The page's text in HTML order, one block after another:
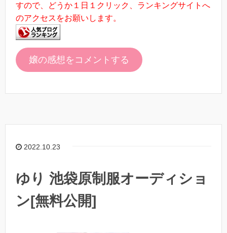
すので、どうか１日１クリック、ランキングサイトへ
のアクセスをお願いします。
嬢の感想をコメントする
2022.10.23
ゆり 池袋原制服オーディショ
ン[無料公開]